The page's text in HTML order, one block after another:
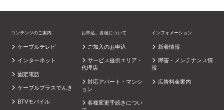
コンテンツのご案内
ケーブルテレビ
インターネット
固定電話
ケーブルプラスでんき
BTVモバイル
お申込、各種について
ご加入のお申込
サービス提供エリア・
代理店
対応アパート・マンシ
ョン
各種変更手続きについ
インフォメーション
新着情報
障害・メンテナンス情
報
広告料金案内